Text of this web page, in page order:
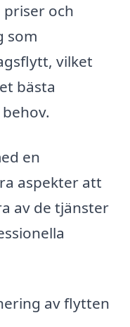
och
som
vilket
bästa
en
aspekter att
av de tjänster
av flytten